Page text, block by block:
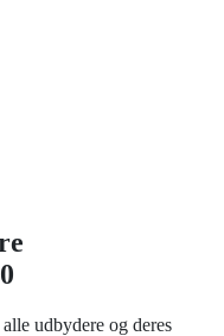
alle udbydere og deres